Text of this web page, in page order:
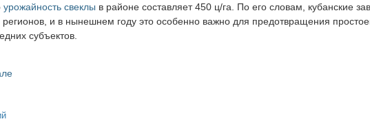
урожайность свеклы в районе составляет 450 ц/га. По его словам, кубанские
и в нынешнем году это особенно важно для предотвращения
субъектов.